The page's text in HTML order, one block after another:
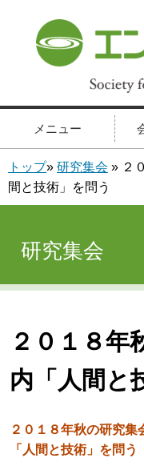
メニュー
トップ» 研究集会 » ２
間と技術」を問う
研究集会
２０１８年
内「人間と
２０１８年秋の研究集
「人間と技術」を問う